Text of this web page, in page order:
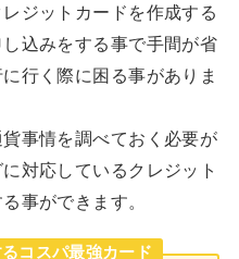
ジットカードを作成する
込みをする事で手間が省
行く際に困る事がありま
事情を調べておく必要が
対応しているクレジット
事ができます。
コスパ最強カード